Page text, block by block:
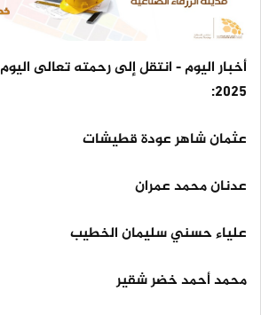
أخبار اليوم- انتقل إلى رحمته تعالى اليوم
2025:
عثمان شاهر عودة قطيشات
عدنان محمد عمران
علياء حسني سليمان الخطيب
محمد أحمد خضر شقير